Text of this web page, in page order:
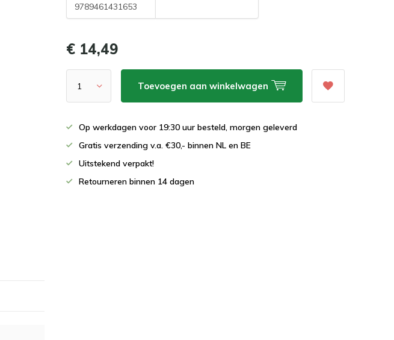
9789461431653
€ 14,49
Toevoegen aan winkelwagen
Op werkdagen voor 19:30 uur besteld, morgen geleverd
Gratis verzending v.a. €30,- binnen NL en BE
Uitstekend verpakt!
Retourneren binnen 14 dagen